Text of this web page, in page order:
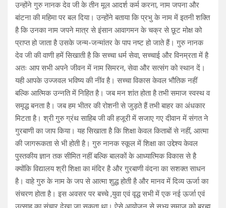
उन्होंने गुरु नानक देव जी के तीन मूल आदर्श कर्म करना, नाम जपना और
बांटना की महिमा पर बल दिया। उन्होंने बताया कि प्रभु के नाम में इतनी शक्ति
है कि उनका नाम जपने मात्र से इंसान आवागमन के चक्र से छूट मोक्ष को
प्राप्त हो जाता है उसके जन्म-जन्मांतर के पाप नष्ट हो जाते हैं। गुरु नानक
देव जी की वाणी हमें सिखाती है कि सच्चा धर्म सेवा, सच्चाई और विनम्रता में है
अतः आप सभी अपने जीवन में नाम सिमरन, सेवा और सत्संग को स्थान दें।
यही आपके उज्जवल भविष्य की नींव है। सच्चा विकास केवल भौतिक नहीं
बल्कि आत्मिक उन्नति में निहित है। जब मन शांत होता है तभी समाज स्वस्थ व
समृद्ध बनता है। जब हम भीतर की रोशनी से जुड़ते हैं तभी बाहर का अंधकार
मिटता है। श्री गुरु ग्रंथ साहिब जी की हजूरी में सजाए गए दीवान में संगत ने
गुरबाणी का जाप किया। यह सिखाता है कि शिक्षा केवल किताबों से नहीं, आत्मा
की जागरूकता से भी होती है। गुरु नानक स्कूल में शिक्षा का उद्देश्य केवल
पुस्तकीय ज्ञान तक सीमित नहीं बल्कि बालकों के आध्यात्मिक विकास से है
क्योंकि विद्यालय श्री शिक्षा का मंदिर है और गुरबाणी वंदना का सशक्त साधन
है। वाहे गुरु के नाम के जप से आत्मा शुद्ध होती है और मानव में दिव्य ऊर्जा का
संचरण होता है। इस अवसर पर बच्चे ,युवा एवं वृद्ध सभी में एक नई ऊर्जा एवं